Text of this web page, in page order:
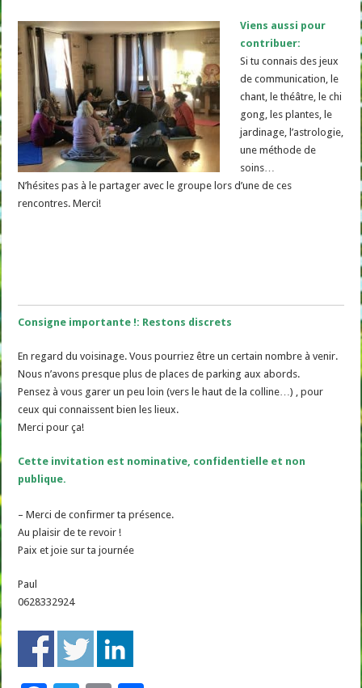
Viens aussi pour
contribuer:
Si tu connais des jeux
de communication, le
chant, le théâtre, le chi
gong, les plantes, le
jardinage, l’astrologie,
une méthode de
soins…
N’hésites pas à le partager avec le groupe lors d’une de ces
rencontres. Merci!
Consigne importante !: Restons discrets
En regard du voisinage. Vous pourriez être un certain nombre à venir.
Nous n’avons presque plus de places de parking aux abords.
Pensez à vous garer un peu loin (vers le haut de la colline…) , pour
ceux qui connaissent bien les lieux.
Merci pour ça!
Cette invitation est nominative, confidentielle et non
publique.
– Merci de confirmer ta présence.
Au plaisir de te revoir !
Paix et joie sur ta journée
Paul
0628332924